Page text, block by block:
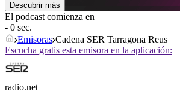
Descubrir más
El podcast comienza en
- 0 sec.
Emisoras Cadena SER Tarragona Reus
Escucha gratis esta emisora en la aplicación:
radio.net